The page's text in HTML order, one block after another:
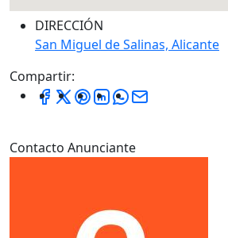
DIRECCIÓN
San Miguel de Salinas, Alicante
Compartir:
Contacto Anunciante